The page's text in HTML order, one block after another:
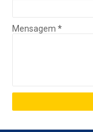
Mensagem *